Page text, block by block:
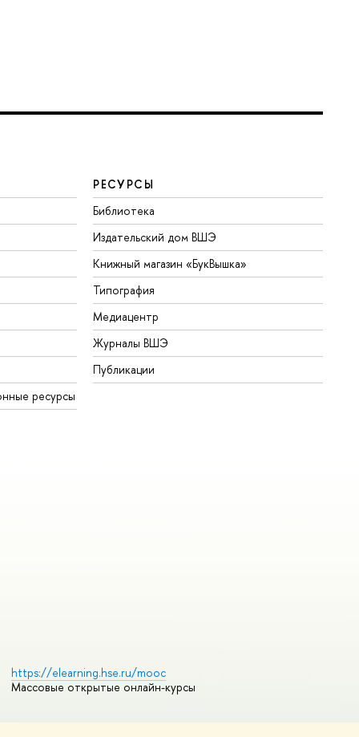
ресурсы
РЕСУРСЫ
Библиотека
Издательский дом ВШЭ
Книжный магазин «БукВышка»
Типография
Медиацентр
Журналы ВШЭ
Публикации
https://elearning.hse.ru/mooc
Массовые открытые онлайн-курсы